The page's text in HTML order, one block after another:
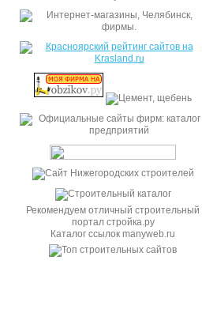
Рекомендуем отличный строительный
портал стройка.ру
Каталог ссылок manyweb.ru